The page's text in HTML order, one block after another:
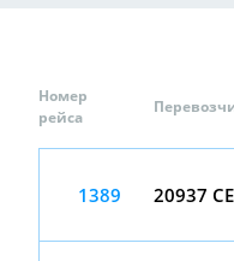
Номер
рейса
1389 20937